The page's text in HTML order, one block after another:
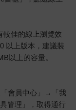
較佳的線上瀏覽效
以上版本，建議裝
以上的容量。
會員中心」→「我
管理」，取得通行